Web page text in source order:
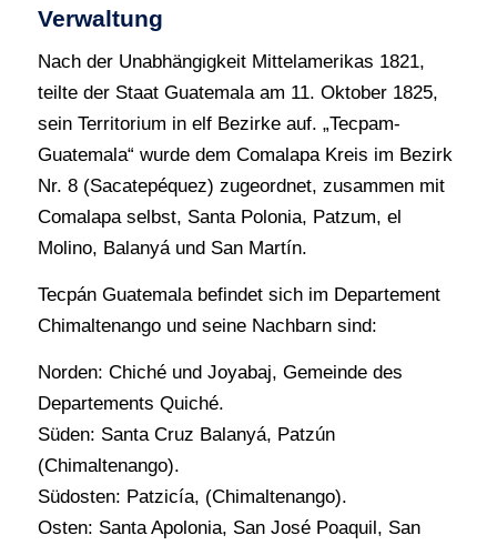
Verwaltung
Nach der Unabhängigkeit Mittelamerikas 1821,
teilte der Staat Guatemala am 11. Oktober 1825,
sein Territorium in elf Bezirke auf. „Tecpam-
Guatemala“ wurde dem Comalapa Kreis im Bezirk
Nr. 8 (Sacatepéquez) zugeordnet, zusammen mit
Comalapa selbst, Santa Polonia, Patzum, el
Molino, Balanyá und San Martín.
Tecpán Guatemala befindet sich im Departement
Chimaltenango und seine Nachbarn sind:
Norden: Chiché und Joyabaj, Gemeinde des
Departements Quiché.
Süden: Santa Cruz Balanyá, Patzún
(Chimaltenango).
Südosten: Patzicía, (Chimaltenango).
Osten: Santa Apolonia, San José Poaquil, San